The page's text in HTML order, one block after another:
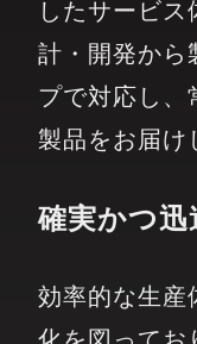
したサービ
計・開発から
プで対応し、
製品をお届け
確実かつ
効率的な生産